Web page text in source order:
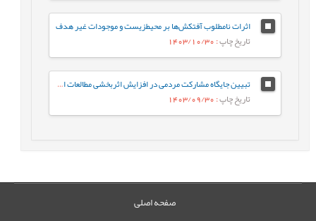
اثرات نامطلوب آفتکش‌ها بر محیطزیست و موجودات غیر هدف
تاریخ چاپ: 1403/10/30
تبیین جایگاه مشارکت مردمی در افزایش اثربخشی مطالعات ارزیابی اثرات توسعه در طرح‌های آب و فاضلاب (مطالعه موردی: تصفیه‌خانه فاضلاب فیروز بهرام)
تاریخ چاپ: 1403/09/30
صفحه اصلی